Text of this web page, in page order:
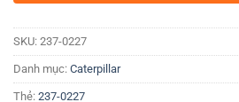
SKU: 237-0227
Danh mục: Caterpillar
Thẻ: 237-0227